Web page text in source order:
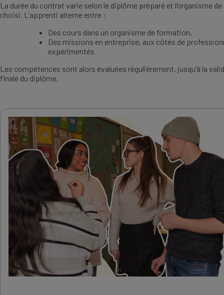
La durée du contrat varie selon le diplôme préparé et l’organisme
choisi. L’apprenti alterne entre :
Des cours dans un organisme de formation,
Des missions en entreprise, aux côtés de
expérimentés
Les compétences sont alors évaluées régulièrement, jusqu’à la
finale du diplôme.
IMAGE